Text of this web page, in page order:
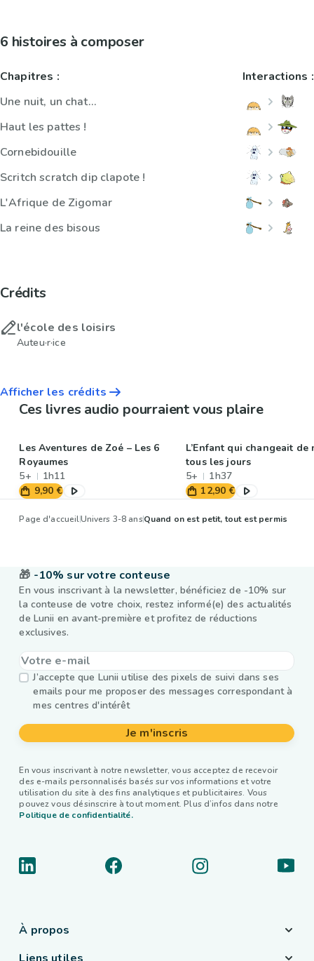
6 histoires à composer
Chapitres :
Une nuit, un chat...
Haut les pattes !
Cornebidouille
Scritch scratch dip clapote !
L'Afrique de Zigomar
La reine des bisous
Interactions :
Crédits
l'école des loisirs
Auteu·r·ice
Afficher les crédits
Ces livres audio pourraient vous plaire
Les Aventures de Zoé – Les 6
Royaumes
5+
1h11
9,90 €
L’Enfant qui changeait de
tous les jours
5+
1h37
12,90 €
Page d'accueilUnivers 3-8 ansQuand on est petit, tout est permis
🎁 -10% sur votre conteuse
En vous inscrivant à la newsletter, bénéficiez de -10% sur
la conteuse de votre choix, restez informé(e) des actualités
de Lunii en avant-première et profitez de réductions
exclusives.
J’accepte que Lunii utilise des pixels de suivi dans ses
emails pour me proposer des messages correspondant à
mes centres d'intérêt
Je m'inscris
En vous inscrivant à notre newsletter, vous acceptez de recevoir
des e-mails personnalisés basés sur vos informations et votre
utilisation du site à des fins analytiques et publicitaires. Vous
pouvez vous désinscrire à tout moment. Plus d’infos dans notre
Politique de confidentialité.
À propos